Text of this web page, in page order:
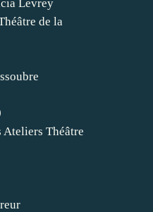
Levrey
de la
Théâtre